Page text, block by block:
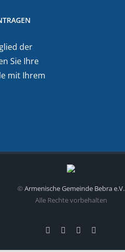
der
Sie Ihre
mit Ihrem
© Armenische Gemeinde Bebra e.V.
Alle Rechte vorbehalten
FacebookInstagramYouTube